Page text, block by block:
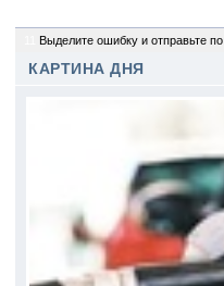
Выделите ошибку и отправьте по
КАРТИНА ДНЯ